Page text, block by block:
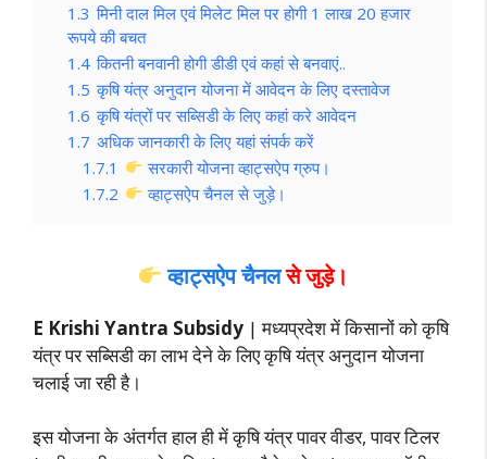
1.3 मिनी दाल मिल एवं मिलेट मिल पर होगी 1 लाख 20 हजार
रूपये की बचत
1.4 कितनी बनवानी होगी डीडी एवं कहां से बनवाएं..
1.5 कृषि यंत्र अनुदान योजना में आवेदन के लिए दस्तावेज
1.6 कृषि यंत्रों पर सब्सिडी के लिए कहां करे आवेदन
1.7 अधिक जानकारी के लिए यहां संपर्क करें
1.7.1
सरकारी योजना व्हाट्सऐप ग्रुप।
1.7.2
व्हाट्सऐप चैनल से जुड़े।
व्हाट्सऐप चैनलसे जुड़े।
E Krishi Yantra Subsidy | मध्यप्रदेश में किसानों को कृषि
यंत्र पर सब्सिडी का लाभ देने के लिए कृषि यंत्र अनुदान योजना
चलाई जा रही है।
इस योजना के अंतर्गत हाल ही में कृषि यंत्र पावर वीडर, पावर टिलर